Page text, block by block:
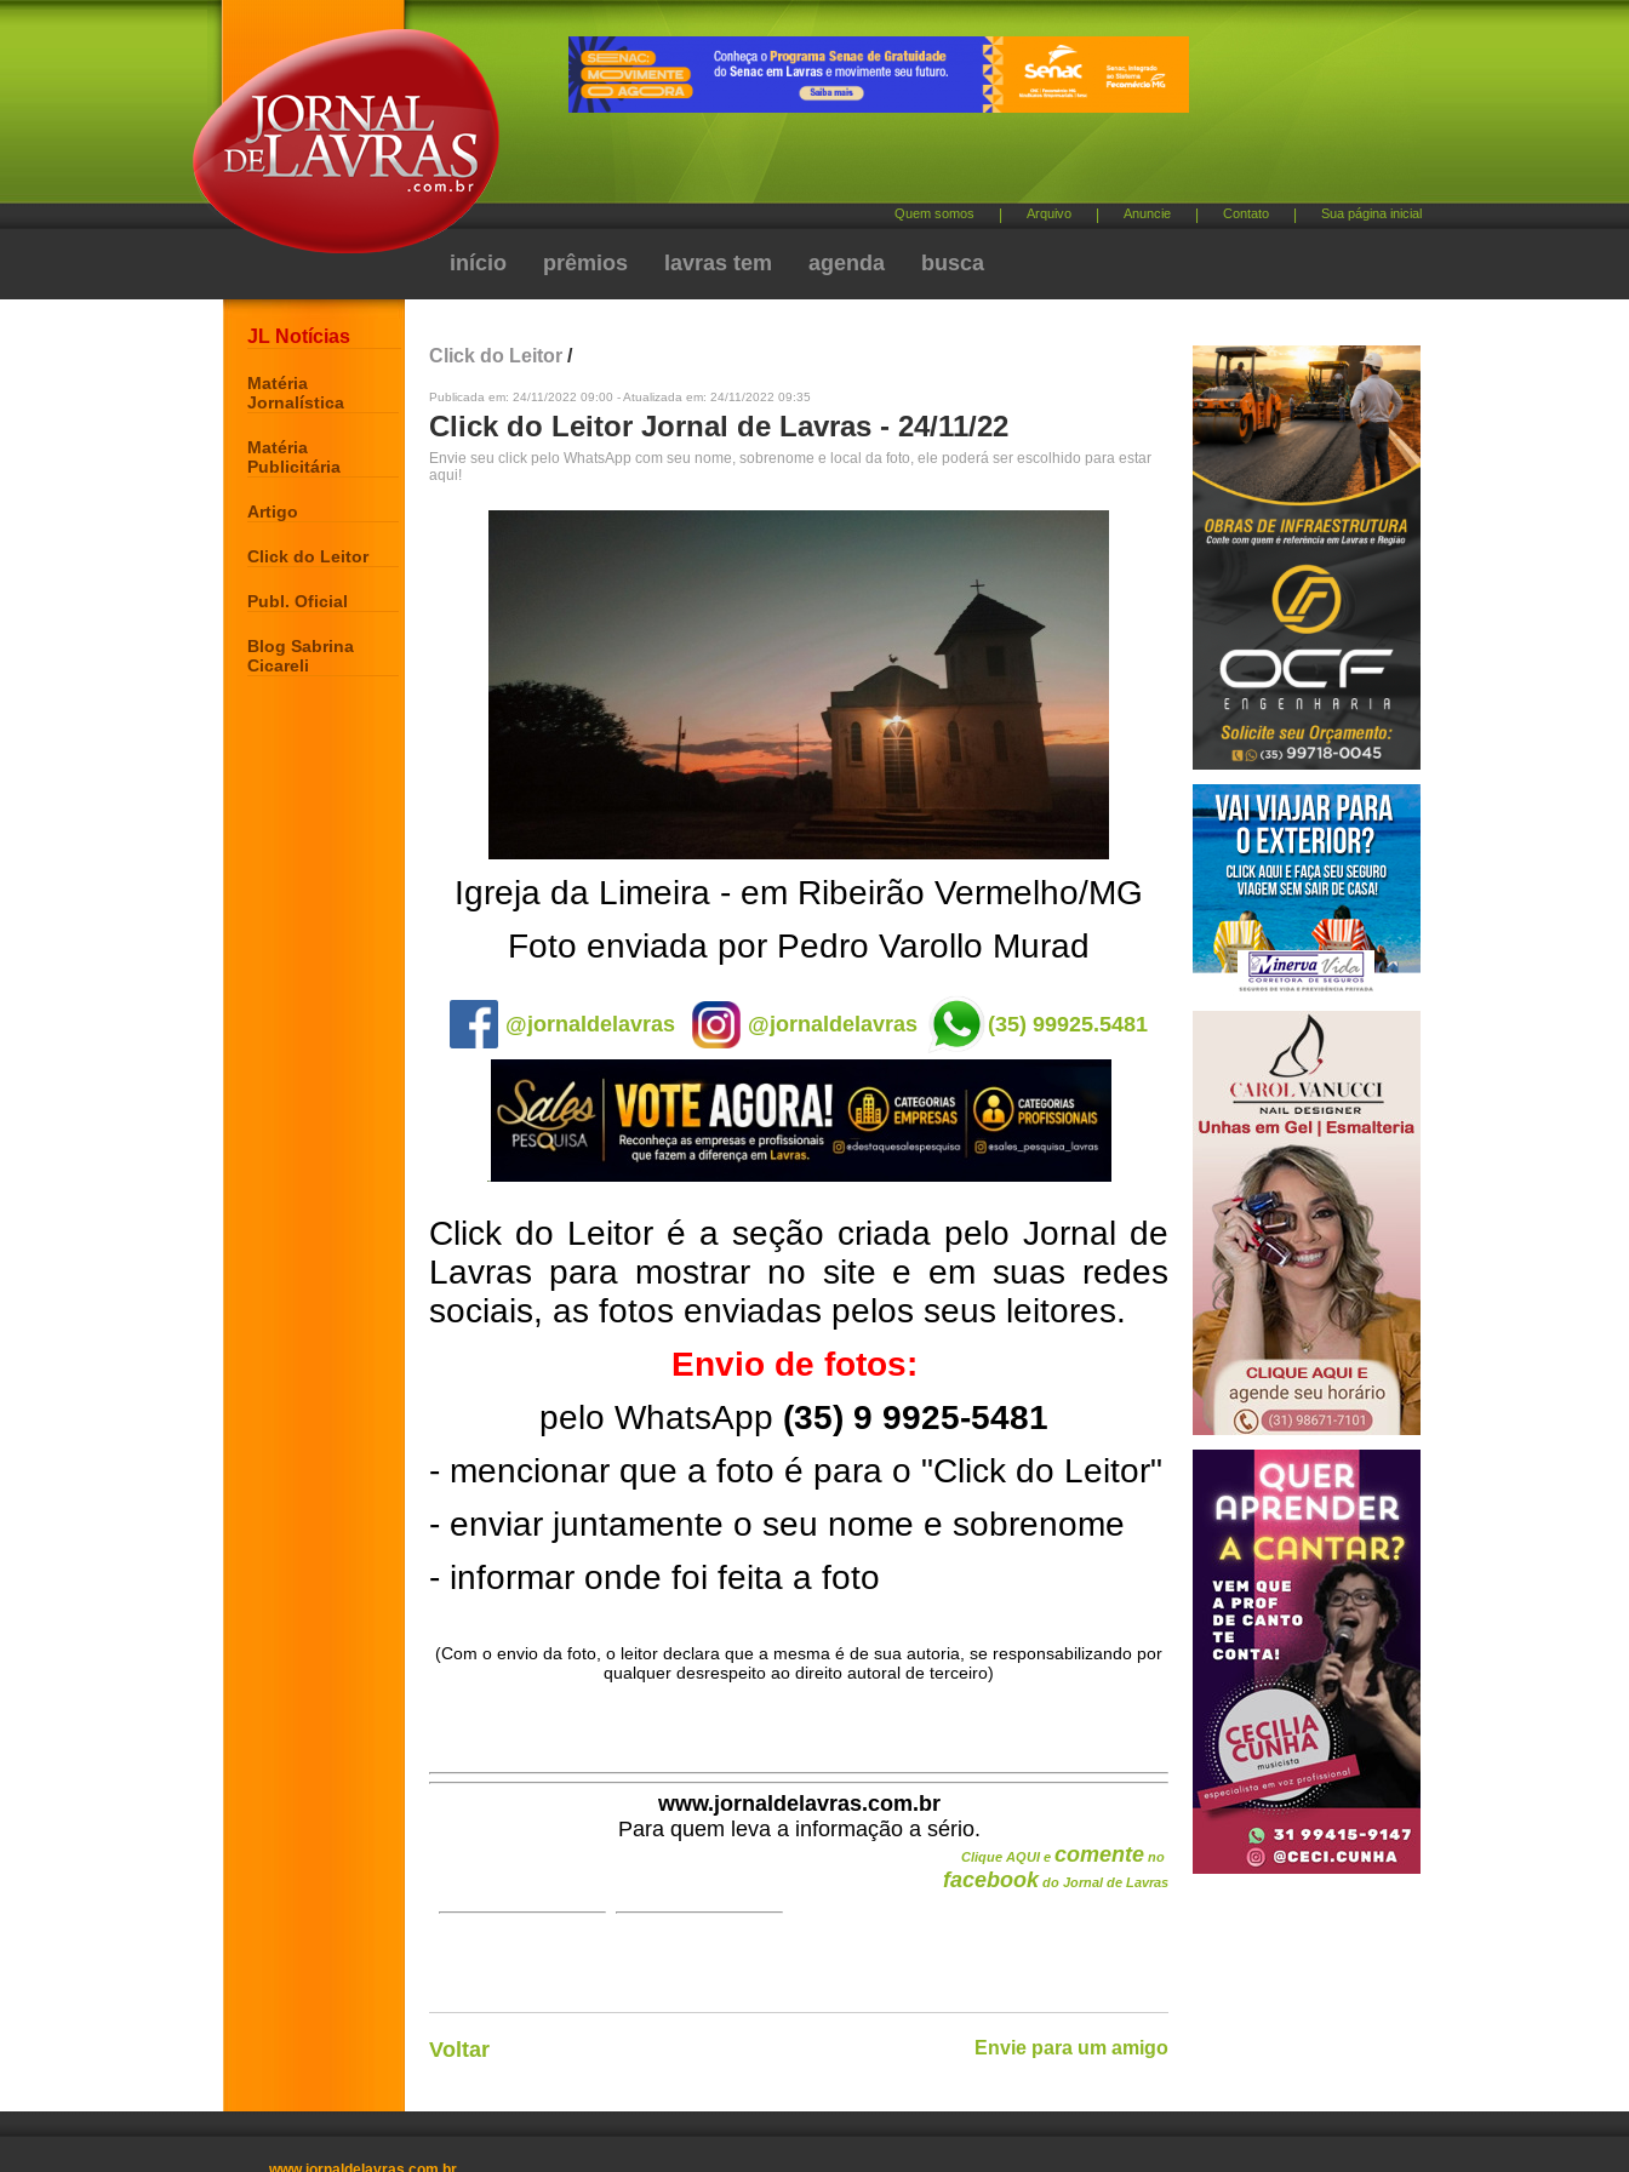
Quem somos Arquivo Anuncie Contato Sua página inicial
início prêmios lavras tem agenda busca
JL Notícias
Matéria
Jornalística
Matéria
Publicitária
Artigo
Click do Leitor
Publ. Oficial
Blog Sabrina
Cicareli
Click do Leitor /
Publicada em: 24/11/2022 09:00 - Atualizada em: 24/11/2022 09:35
Click do Leitor Jornal de Lavras - 24/11/22
Envie seu click pelo WhatsApp com seu nome, sobrenome e local da foto, ele poderá ser escolhido para estar
aqui!
Igreja da Limeira - em Ribeirão Vermelho/MG
Foto enviada por Pedro Varollo Murad
@jornaldelavras @jornaldelavras (35) 99925.5481
Click do Leitor é a seção criada pelo Jornal de
Lavras para mostrar no site e em suas redes
sociais, as fotos enviadas pelos seus leitores.
Envio de fotos:
pelo WhatsApp (35) 9 9925-5481
- mencionar que a foto é para o "Click do Leitor"
- enviar juntamente o seu nome e sobrenome
- informar onde foi feita a foto
(Com o envio da foto, o leitor declara que a mesma é de sua autoria, se responsabilizando por
qualquer desrespeito ao direito autoral de terceiro)
www.jornaldelavras.com.br
Para quem leva a informação a sério.
Clique AQUI e comente no
facebook do Jornal de Lavras
Voltar Envie para um amigo